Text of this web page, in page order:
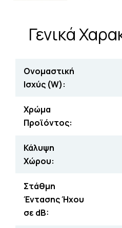
Γενικά
Ονομαστική
Ισχύς (W):
Χρώμα
Προϊόντος:
Κάλυψη
Χώρου:
Στάθμη
Έντασης Ήχου
σε dB: